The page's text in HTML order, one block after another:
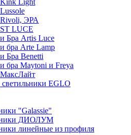
Light
ЭРА
LUCE
Бра Artis Luce
бра Arte Lamp
Бра Benetti
бра Maytoni и Freya
EGLO
"Galassie"
ДИОЛУМ
линейные из профиля